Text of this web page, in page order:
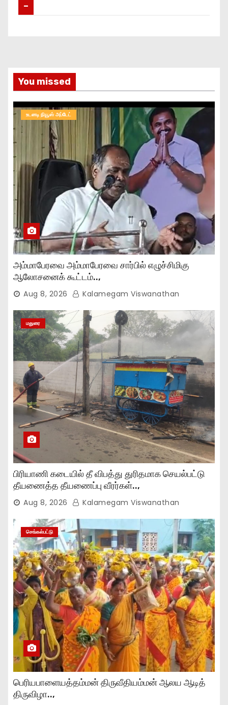
–
You missed
உடனடி நியூஸ் அப்டேட்
அம்மாபேரவை அம்மாபேரவை சார்பில் எழுச்சிமிகு
ஆலோசனைக் கூட்டம்..,
Aug 8, 2026 Kalamegam Viswanathan
மதுரை
பிரியாணி கடையில் தீ விபத்து துரிதமாக செயல்பட்டு
தீயணைத்த தீயணைப்பு வீரர்கள்..,
Aug 8, 2026 Kalamegam Viswanathan
செங்கல்பட்டு
பெரியபாளையத்தம்மன் திருவீதியம்மன் ஆலய ஆடித்
திருவிழா..,